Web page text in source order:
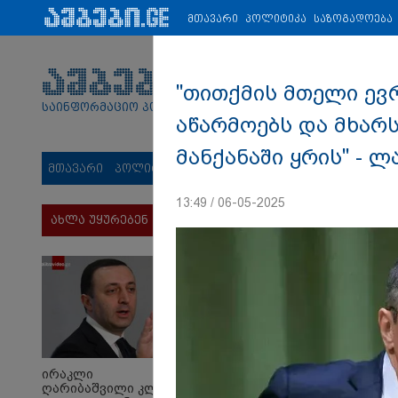
პარტნიორები: ახალი ამბები ეკონომიკა ვიდეო
საინფორმაციო პორტალი
მთავარი პოლიტიკა საზოგადოება სამართალი
ახლა უყურებენ
ირაკლი
ღარიბაშვილი კლინიკაში
მთავარი პოლიტიკა საზოგადოება
"თითქმის მთელი
აწარმოებს და
მანქანაში ყრის" -
13:49 / 06-05-2025